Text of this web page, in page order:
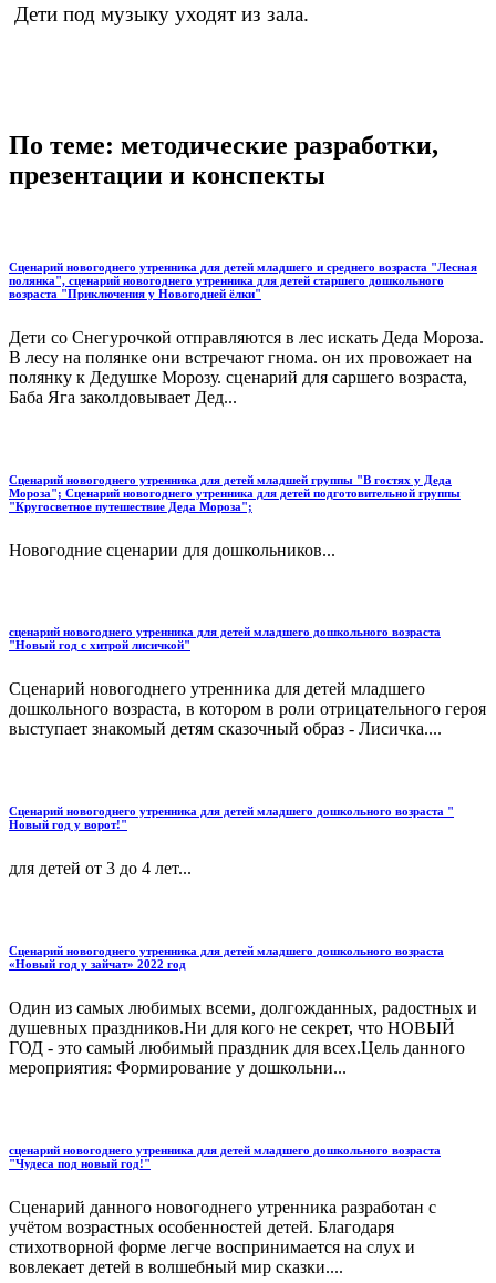
Дети под музыку уходят из зала.
По теме: методические разработки,
презентации и конспекты
Сценарий новогоднего утренника для детей младшего и среднего возраста "Лесная
полянка", сценарий новогоднего утренника для детей старшего дошкольного
возраста "Приключения у Новогодней ёлки"
Дети со Снегурочкой отправляются в лес искать Деда Мороза.
В лесу на полянке они встречают гнома. он их провожает на
полянку к Дедушке Морозу. сценарий для саршего возраста,
Баба Яга заколдовывает Дед...
Сценарий новогоднего утренника для детей младшей группы "В гостях у Деда
Мороза"; Сценарий новогоднего утренника для детей подготовительной группы
"Кругосветное путешествие Деда Мороза";
Новогодние сценарии для дошкольников...
сценарий новогоднего утренника для детей младшего дошкольного возраста
"Новый год с хитрой лисичкой"
Сценарий новогоднего утренника для детей младшего
дошкольного возраста, в котором в роли отрицательного героя
выступает знакомый детям сказочный образ - Лисичка....
Сценарий новогоднего утренника для детей младшего дошкольного возраста "
Новый год у ворот!"
для детей от 3 до 4 лет...
Сценарий новогоднего утренника для детей младшего дошкольного возраста
«Новый год у зайчат» 2022 год
Один из самых любимых всеми, долгожданных, радостных и
душевных праздников.Ни для кого не секрет, что НОВЫЙ
ГОД - это самый любимый праздник для всех.Цель данного
мероприятия: Формирование у дошкольни...
сценарий новогоднего утренника для детей младшего дошкольного возраста
"Чудеса под новый год!"
Сценарий данного новогоднего утренника разработан с
учётом возрастных особенностей детей. Благодаря
стихотворной форме легче воспринимается на слух и
вовлекает детей в волшебный мир сказки....